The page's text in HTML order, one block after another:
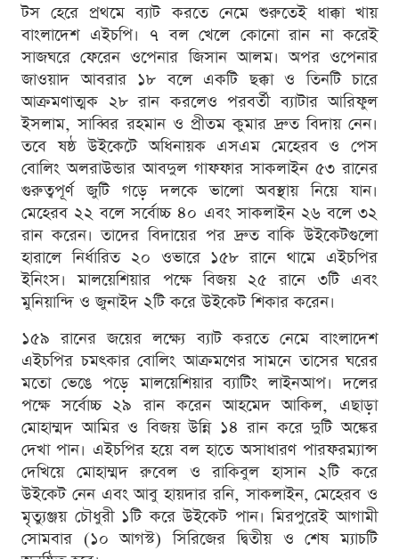
টস হেরে প্রথমে ব্যাট করতে নেমে শুরুতেই ধাক্কা খায়
বাংলাদেশ এইচপি। ৭ বল খেলে কোনো রান না করেই
সাজঘরে ফেরেন ওপেনার জিসান আলম। অপর ওপেনার
জাওয়াদ আবরার ১৮ বলে একটি ছক্কা ও তিনটি চারে
আক্রমণাত্মক ২৮ রান করলেও পরবর্তী ব্যাটার আরিফুল
ইসলাম, সাব্বির রহমান ও প্রীতম কুমার দ্রুত বিদায় নেন।
তবে ষষ্ঠ উইকেটে অধিনায়ক এসএম মেহেরব ও পেস
বোলিং অলরাউন্ডার আবদুল গাফফার সাকলাইন ৫৩ রানের
গুরুত্বপূর্ণ জুটি গড়ে দলকে ভালো অবস্থায় নিয়ে যান।
মেহেরব ২২ বলে সর্বোচ্চ ৪০ এবং সাকলাইন ২৬ বলে ৩২
রান করেন। তাদের বিদায়ের পর দ্রুত বাকি উইকেটগুলো
হারালে নির্ধারিত ২০ ওভারে ১৫৮ রানে থামে এইচপির
ইনিংস। মালয়েশিয়ার পক্ষে বিজয় ২৫ রানে ৩টি এবং
মুনিয়ান্দি ও জুনাইদ ২টি করে উইকেট শিকার করেন।
১৫৯ রানের জয়ের লক্ষ্যে ব্যাট করতে নেমে বাংলাদেশ
এইচপির চমৎকার বোলিং আক্রমণের সামনে তাসের ঘরের
মতো ভেঙে পড়ে মালয়েশিয়ার ব্যাটিং লাইনআপ। দলের
পক্ষে সর্বোচ্চ ২৯ রান করেন আহমেদ আকিল, এছাড়া
মোহাম্মদ আমির ও বিজয় উন্নি ১৪ রান করে দুটি অঙ্কের
দেখা পান। এইচপির হয়ে বল হাতে অসাধারণ পারফরম্যান্স
দেখিয়ে মোহাম্মদ রুবেল ও রাকিবুল হাসান ২টি করে
উইকেট নেন এবং আবু হায়দার রনি, সাকলাইন, মেহেরব ও
মৃত্যুঞ্জয় চৌধুরী ১টি করে উইকেট পান। মিরপুরেই আগামী
সোমবার (১০ আগস্ট) সিরিজের দ্বিতীয় ও শেষ ম্যাচটি